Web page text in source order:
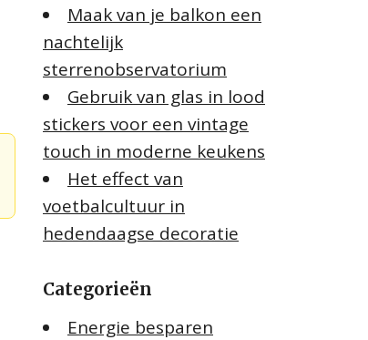
Maak van je balkon een
nachtelijk
sterrenobservatorium
Gebruik van glas in lood
stickers voor een vintage
touch in moderne keukens
Het effect van
voetbalcultuur in
hedendaagse decoratie
Categorieën
Energie besparen